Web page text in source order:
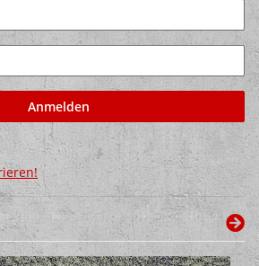
Anmelden